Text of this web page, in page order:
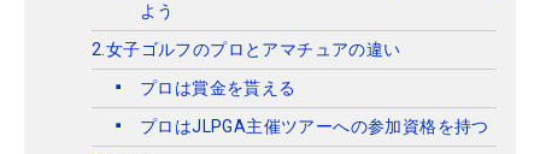
よう
2.女子ゴルフのプロとアマチュアの違い
プロは賞金を貰える
プロはJLPGA主催ツアーへの参加資格を持つ